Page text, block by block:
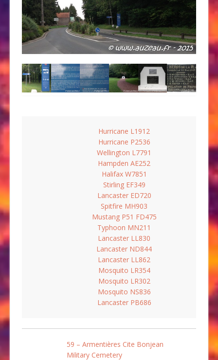
Hurricane L1912
Hurricane P2536
Wellington L7791
Hampden AE252
Halifax W7851
Stirling EF349
Lancaster ED720
Spitfire MH903
Mustang P51 FD475
Typhoon MN211
Lancaster LL830
Lancaster ND844
Lancaster LL862
Mosquito LR354
Mosquito LR302
Mosquito NS836
Lancaster PB686
59 – Armentières Cite Bonjean
Military Cemetery